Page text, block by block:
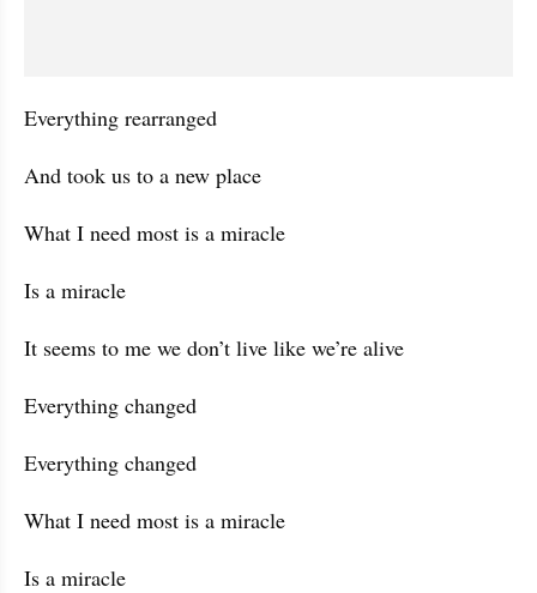
Everything rearranged
And took us to a new place
What I need most is a miracle
Is a miracle
It seems to me we don’t live like we’re alive
Everything changed
Everything changed
What I need most is a miracle
Is a miracle